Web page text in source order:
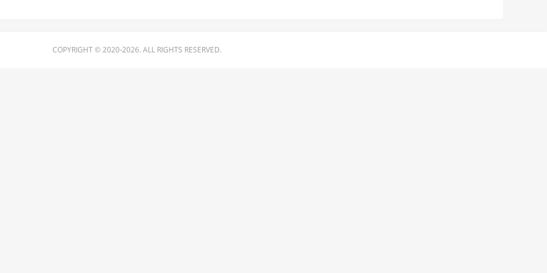
COPYRIGHT © 2020-2026. ALL RIGHTS RESERVED.